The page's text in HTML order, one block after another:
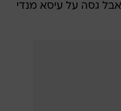
גסה על עיסא מנדי